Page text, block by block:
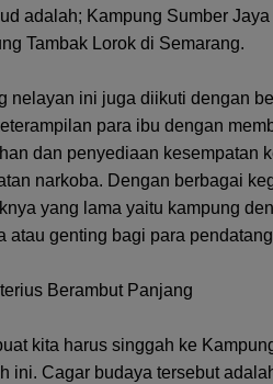
adalah; Kampung Sumber
Tambak Lorok di Semarang.
nelayan ini juga diikuti dengan
para ibu dengan
dan penyediaan kesempatan
narkoba. Dengan berbagai
yang lama yaitu kampung
atau genting bagi para
Berambut Panjang
kita harus singgah ke
ini. Cagar budaya tersebut